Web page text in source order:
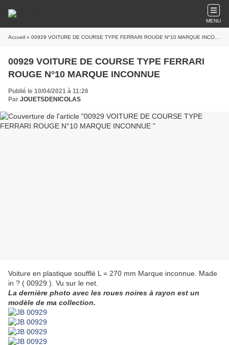
MENU
Accueil » 00929 VOITURE DE COURSE TYPE FERRARI ROUGE N°10 MARQUE INCONNUE
00929 VOITURE DE COURSE TYPE FERRARI
ROUGE N°10 MARQUE INCONNUE
Publié le 10/04/2021 à 11:26
Par JOUETSDENICOLAS
Voiture en plastique soufflé L = 270 mm Marque inconnue. Made
in ? ( 00929 ). Vu sur le net.
La dernière photo avec les roues noires à rayon est un
modèle de ma collection.